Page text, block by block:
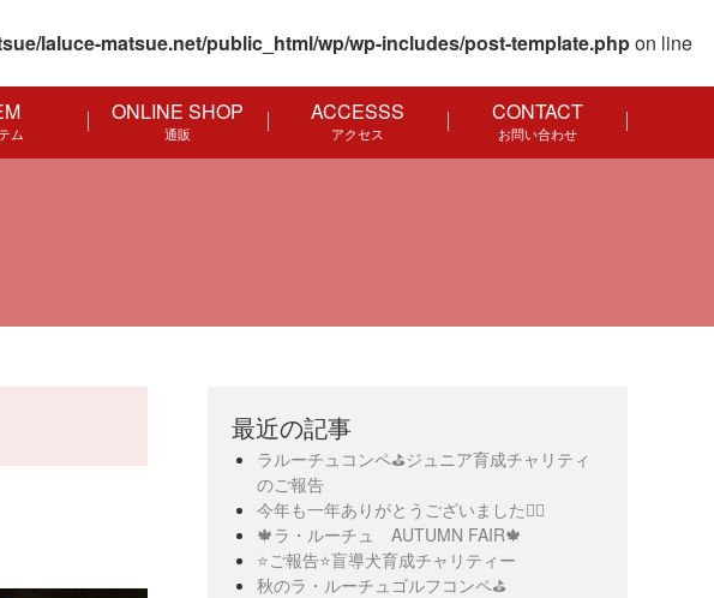
laluce-matsue.net/public_html/wp/wp-includes/post-template.phpon line
ム
ONLINE SHOP
通販
ACCESSS
アクセス
CONTACT
お問い合わせ
最近の記事
ラルーチュコンペ⛳️ジュニア育成チャリティ
のご報告
今年も一年ありがとうございました🙇‍♀️
🍁ラ・ルーチュ AUTUMN FAIR🍁
⭐️ご報告⭐️盲導犬育成チャリティー
秋のラ・ルーチュゴルフコンペ⛳️